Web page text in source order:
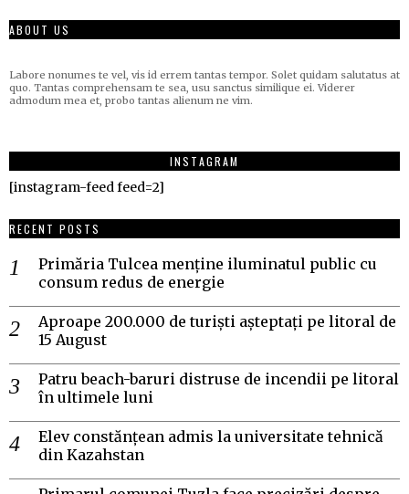
ABOUT US
Labore nonumes te vel, vis id errem tantas tempor. Solet quidam salutatus at
quo. Tantas comprehensam te sea, usu sanctus similique ei. Viderer
admodum mea et, probo tantas alienum ne vim.
INSTAGRAM
[instagram-feed feed=2]
RECENT POSTS
Primăria Tulcea menține iluminatul public cu
consum redus de energie
Aproape 200.000 de turiști așteptați pe litoral de
15 August
Patru beach-baruri distruse de incendii pe litoral
în ultimele luni
Elev constănțean admis la universitate tehnică
din Kazahstan